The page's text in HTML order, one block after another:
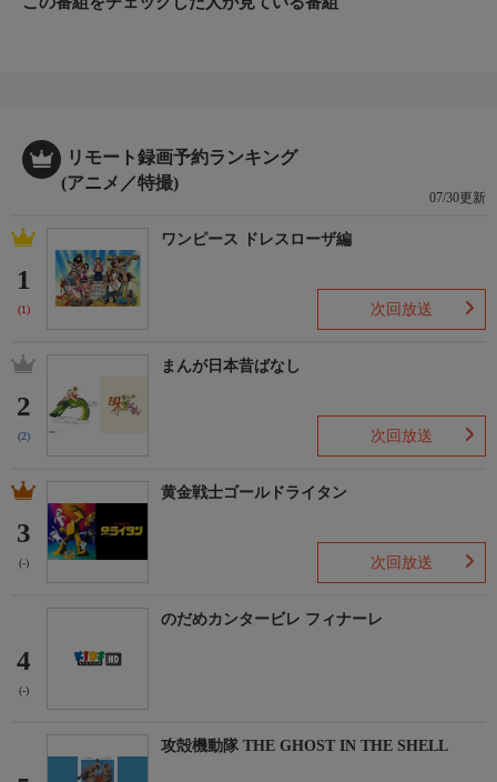
リモート録画予約ランキング
(アニメ／特撮)
07/30更新
1
(1)
ワンピース ドレスローザ編
次回放送
2
(2)
まんが日本昔ばなし
次回放送
3
(-)
黄金戦士ゴールドライタン
次回放送
4
(-)
のだめカンタービレ フィナーレ
攻殻機動隊 THE GHOST IN THE SHELL